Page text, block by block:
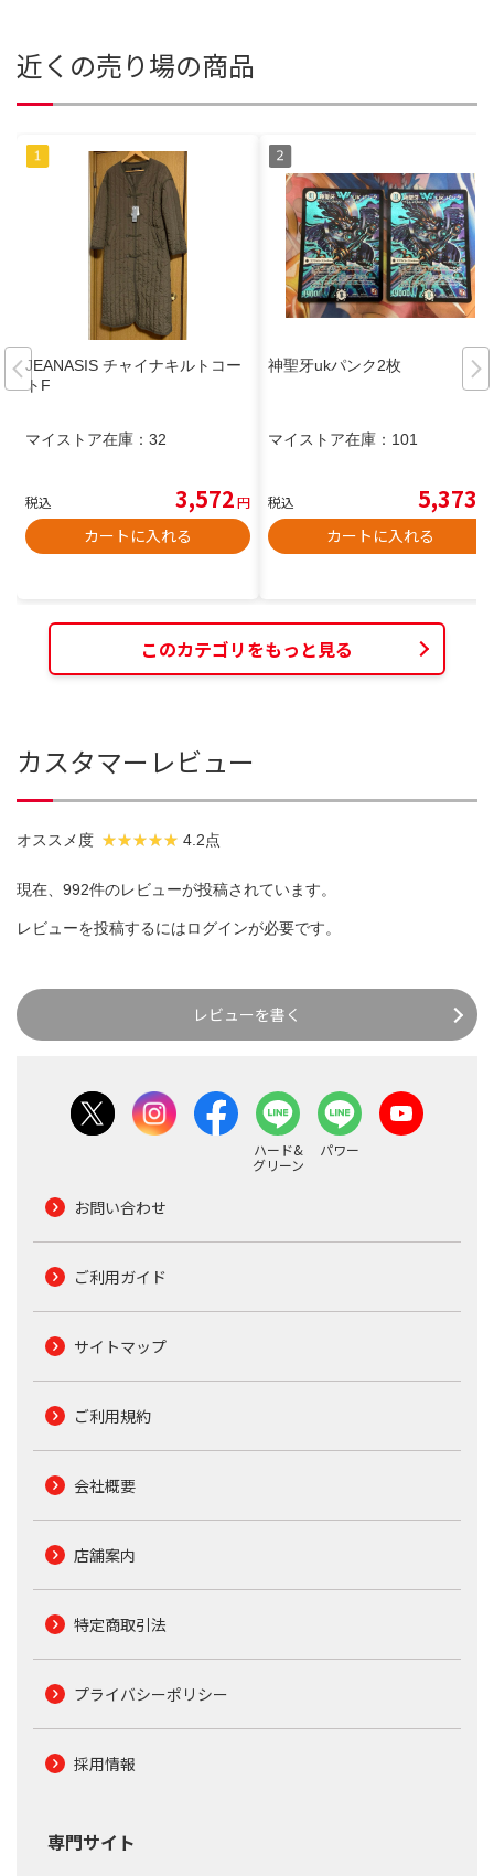
近くの売り場の商品
JEANASIS チャイナキルトコー
トF
マイストア在庫： 32
税込 3,572円
カートに入れる
神聖牙ukパンク2枚
マイストア在庫： 101
税込 5,373
カートに入れる
このカテゴリをもっと見る
カスタマーレビュー
オススメ度 4.2点
現在、992件のレビューが投稿されています。
レビューを投稿するにはログインが必要です。
レビューを書く
ハード&
グリーン
パワー
お問い合わせ
ご利用ガイド
サイトマップ
ご利用規約
会社概要
店舗案内
特定商取引法
プライバシーポリシー
採用情報
専門サイト